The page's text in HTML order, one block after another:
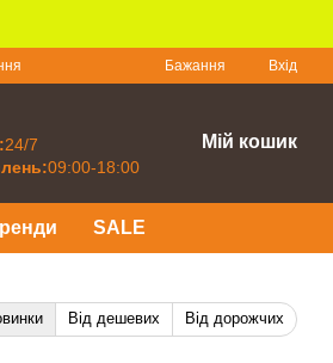
Бажання Вхід
24/7
09:00-18:00
Мій кошик
SALE
Від дешевих Від дорожчих